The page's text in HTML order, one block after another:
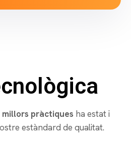
pràctiques ha estat i
estàndard de qualitat.